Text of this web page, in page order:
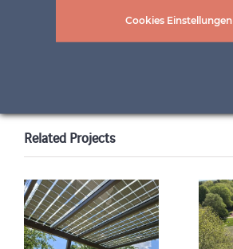
Related Projects
Cookies Einstellungen